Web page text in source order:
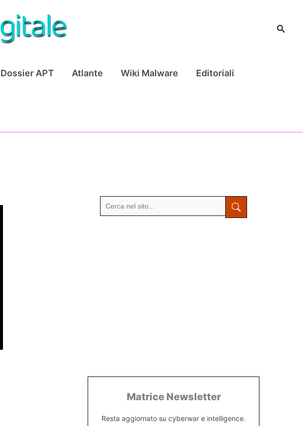
Cerca
Dossier APT Atlante Wiki Malware Editoriali
Matrice Newsletter
Resta aggiornato su cyberwar e intelligence.